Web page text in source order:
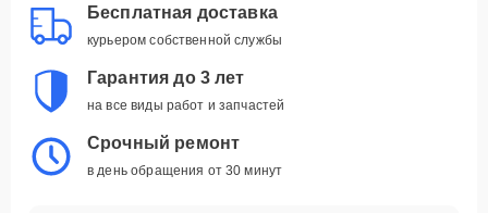
Бесплатная доставка
курьером собственной службы
Гарантия до 3 лет
на все виды работ и запчастей
Срочный ремонт
в день обращения от 30 минут